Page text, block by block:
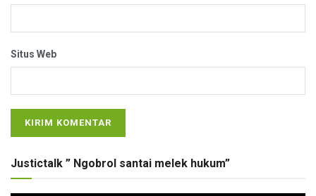
Situs Web
Justictalk ” Ngobrol santai melek hukum”